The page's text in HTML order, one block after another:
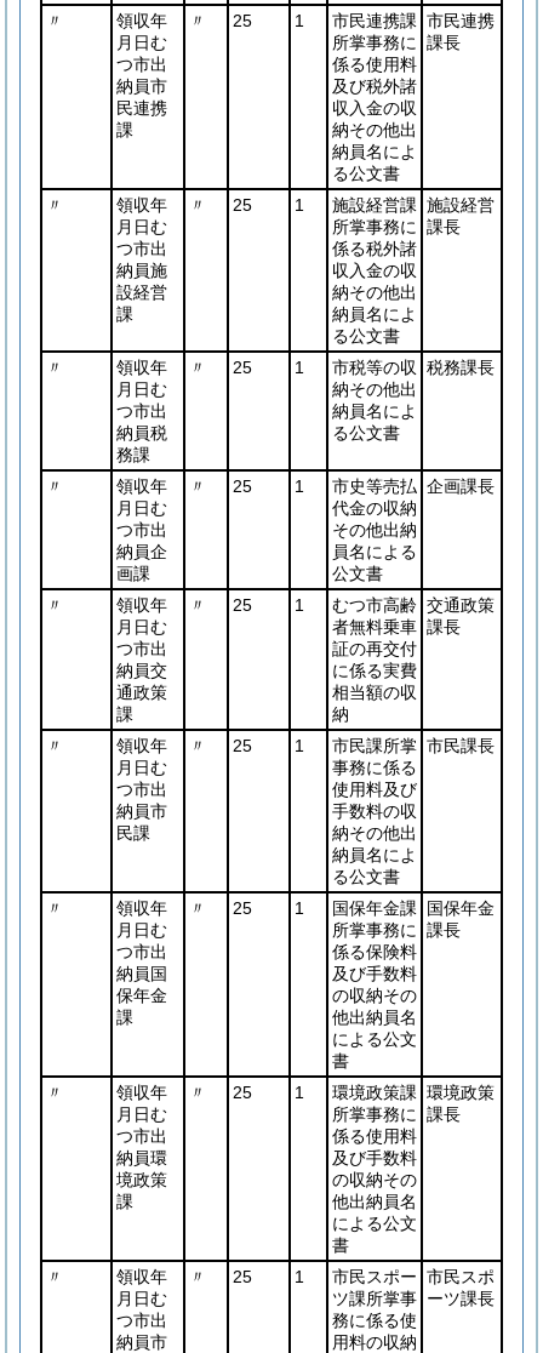
〃
領収年
月日む
つ市出
納員市
民連携
課
〃 25 1
市民連携課
所掌事務に
係る使用料
及び税外諸
収入金の収
納その他出
納員名によ
る公文書
市民連携
課長
〃
領収年
月日む
つ市出
納員施
設経営
課
〃 25 1
施設経営課
所掌事務に
係る税外諸
収入金の収
納その他出
納員名によ
る公文書
施設経営
課長
〃
領収年
月日む
つ市出
納員税
務課
〃 25 1
市税等の収
納その他出
納員名によ
る公文書
税務課長
〃
領収年
月日む
つ市出
納員企
画課
〃 25 1
市史等売払
代金の収納
その他出納
員名による
公文書
企画課長
〃
領収年
月日む
つ市出
納員交
通政策
課
〃 25 1
むつ市高齢
者無料乗車
証の再交付
に係る実費
相当額の収
納
交通政策
課長
〃
領収年
月日む
つ市出
納員市
民課
〃 25 1
市民課所掌
事務に係る
使用料及び
手数料の収
納その他出
納員名によ
る公文書
市民課長
〃
領収年
月日む
つ市出
納員国
保年金
課
〃 25 1
国保年金課
所掌事務に
係る保険料
及び手数料
の収納その
他出納員名
による公文
書
国保年金
課長
〃
領収年
月日む
つ市出
納員環
境政策
課
〃 25 1
環境政策課
所掌事務に
係る使用料
及び手数料
の収納その
他出納員名
による公文
書
環境政策
課長
〃
領収年
月日む
つ市出
納員市
〃 25 1
市民スポー
ツ課所掌事
務に係る使
用料の収納
市民スポ
ーツ課長